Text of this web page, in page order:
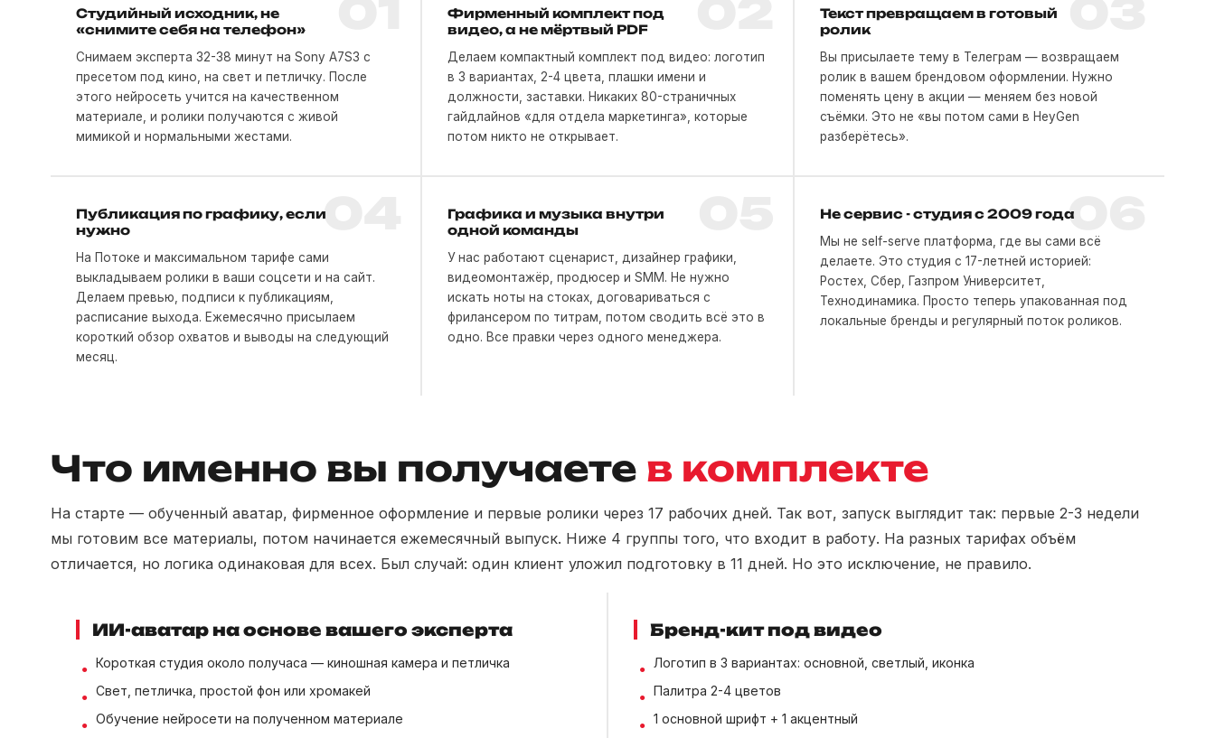
Студийный исходник, не
«снимите себя на телефон»
Снимаем эксперта 32-38 минут на Sony A7S3 с
пресетом под кино, на свет и петличку. После
этого нейросеть учится на качественном
материале, и ролики получаются с живой
мимикой и нормальными жестами.
Фирменный комплект под
видео, а не мёртвый PDF
Делаем компактный комплект под видео: логотип
в 3 вариантах, 2-4 цвета, плашки имени и
должности, заставки. Никаких 80-страничных
гайдлайнов «для отдела маркетинга», которые
потом никто не открывает.
Текст превращаем в готовый
ролик
Вы присылаете тему в Телеграм — возвращаем
ролик в вашем брендовом оформлении. Нужно
поменять цену в акции — меняем без новой
съёмки. Это не «вы потом сами в HeyGen
разберётесь».
04
Публикация по графику, если
нужно
На Потоке и максимальном тарифе сами
выкладываем ролики в ваши соцсети и на сайт.
Делаем превью, подписи к публикациям,
расписание выхода. Ежемесячно присылаем
короткий обзор охватов и выводы на следующий
месяц.
Графика и музыка внутри
одной команды
У нас работают сценарист, дизайнер графики,
видеомонтажёр, продюсер и SMM. Не нужно
искать ноты на стоках, договариваться с
фрилансером по титрам, потом сводить всё это в
одно. Все правки через одного менеджера.
06
Не сервис - студия с 2009 года
Мы не self-serve платформа, где вы сами всё
делаете. Это студия с 17-летней историей:
Ростех, Сбер, Газпром Университет,
Технодинамика. Просто теперь упакованная под
локальные бренды и регулярный поток роликов.
Что именно вы получаете в комплекте
На старте — обученный аватар, фирменное оформление и первые ролики через 17 рабочих дней. Так вот, запуск выглядит так: первые 2-3 недели
мы готовим все материалы, потом начинается ежемесячный выпуск. Ниже 4 группы того, что входит в работу. На разных тарифах объём
отличается, но логика одинаковая для всех. Был случай: один клиент уложил подготовку в 11 дней. Но это исключение, не правило.
ИИ-аватар на основе вашего эксперта
Короткая студия около получаса — киношная камера и петличка
Свет, петличка, простой фон или хромакей
Обучение нейросети на полученном материале
Бренд-кит под видео
Логотип в 3 вариантах: основной, светлый, иконка
Палитра 2-4 цветов
1 основной шрифт + 1 акцентный